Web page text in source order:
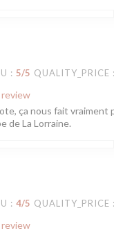
: 5/5 QUALITY_PRICE
ça nous fait vraiment
de La Lorraine.
: 4/5 QUALITY_PRICE